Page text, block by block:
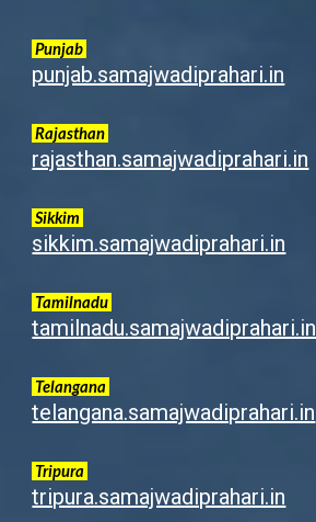
Punjab
punjab.samajwadiprahari.in
Rajasthan
rajasthan.samajwadiprahari.in
Sikkim
sikkim.samajwadiprahari.in
Tamilnadu
tamilnadu.samajwadiprahari.in
Telangana
telangana.samajwadiprahari.in
Tripura
tripura.samajwadiprahari.in